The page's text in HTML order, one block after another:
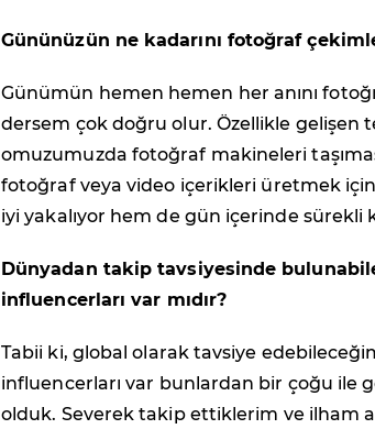
Gününüzün ne kadarını fotoğraf
Günümün hemen hemen her anını
dersem çok doğru olur. Özellikle gelişen
omuzumuzda fotoğraf makineleri
fotoğraf veya video içerikleri üretmek
iyi yakalıyor hem de gün içerinde sürekli
Dünyadan takip tavsiyesinde
influencerları var mıdır?
Tabii ki, global olarak tavsiye
influencerları var bunlardan bir çoğu ile
olduk. Severek takip ettiklerim ve ilham